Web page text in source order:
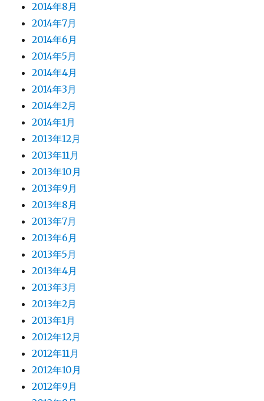
2014年8月
2014年7月
2014年6月
2014年5月
2014年4月
2014年3月
2014年2月
2014年1月
2013年12月
2013年11月
2013年10月
2013年9月
2013年8月
2013年7月
2013年6月
2013年5月
2013年4月
2013年3月
2013年2月
2013年1月
2012年12月
2012年11月
2012年10月
2012年9月